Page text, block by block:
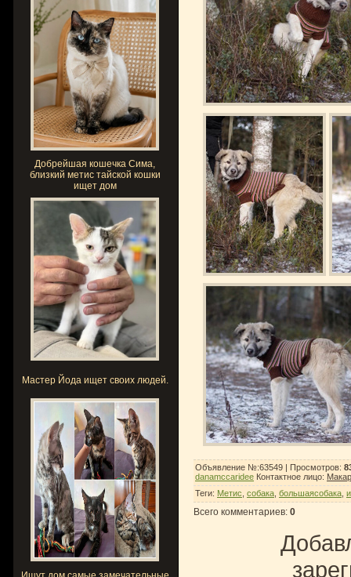
Добрейшая кошечка Сима,
близкий метис тайской кошки
ищет дом
Мастер Йода ищет своих людей.
Объявление №:63549 | Просмотров:
danamccaridee Контактное лицо:
Теги: Метис собака большаясобака
Всего комментариев: 0